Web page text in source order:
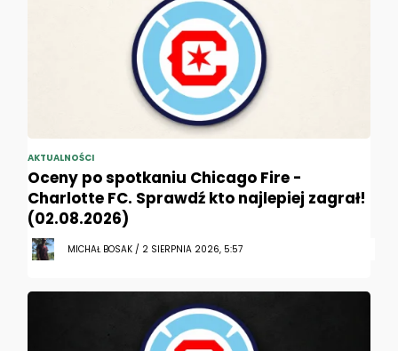
AKTUALNOŚCI
Oceny po spotkaniu Chicago Fire -
Charlotte FC. Sprawdź kto najlepiej zagrał!
(02.08.2026)
MICHAŁ BOSAK / 2 SIERPNIA 2026, 5:57